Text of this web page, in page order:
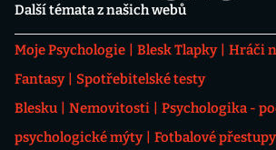
Další témata z našich webů
Moje Psychologie Blesk Tlapky Hráči
Fantasy
Spotřebitelské testy
Blesku
Nemovitosti
Psychologika -
psychologické mýty
Fotbalové přestupy